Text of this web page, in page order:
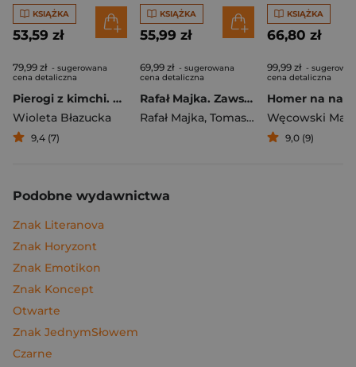
KSIĄŻKA
53,59 zł
79,99 zł - sugerowana
cena detaliczna
Pierogi z kimchi. Moje ulubione azjatyckie przepisy
Wioleta Błazucka
9,4 (7)
KSIĄŻKA
55,99 zł
69,99 zł - sugerowana
cena detaliczna
Rafał Majka. Zawsze z przodu. Rozmawia Tomasz Kalemba - książka z autografem
Rafał Majka, Tomasz Kalemba
KSIĄŻKA
66,80 zł
99,99 zł -
cena detaliczna
Węcowski
9,0 (9)
Podobne wydawnictwa
Znak Literanova
Znak Horyzont
Znak Emotikon
Znak Koncept
Otwarte
Znak JednymSłowem
Czarne